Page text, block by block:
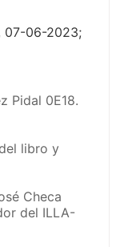
07-06-2023;
Pidal 0E18.
libro y
Checa
del ILLA-